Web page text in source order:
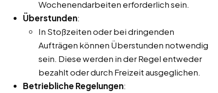
Wochenendarbeiten erforderlich sein.
Überstunden:
In Stoßzeiten oder bei dringenden
Aufträgen können Überstunden notwendig
sein. Diese werden in der Regel entweder
bezahlt oder durch Freizeit ausgeglichen.
Betriebliche Regelungen: